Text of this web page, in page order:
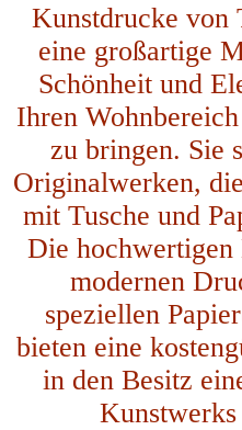
Kunstdrucke von
eine großartige
Schönheit und
Ihren
zu bringen. Sie
Originalwerken,
mit Tusche und
Die
modernen
speziellen
bieten eine
in den Besitz
Kunstwerks